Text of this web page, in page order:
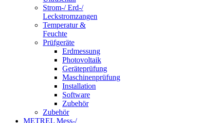
Strom-/ Erd-/
Leckstromzangen
Temperatur &
Feuchte
Prüfgeräte
Erdmessung
Photovoltaik
Geräteprüfung
Maschinenprüfung
Installation
Software
Zubehör
Zubehör
METREL Mess-/